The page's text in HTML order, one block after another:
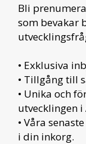
Bli
som bevakar
• Exklusiva
• Tillgång till
• Unika och
utvecklingen
• Våra
i din inkorg.